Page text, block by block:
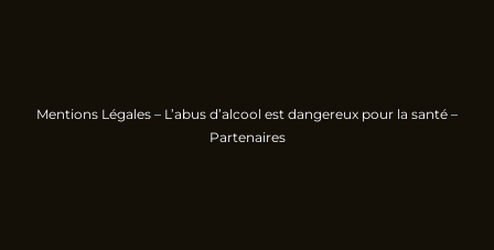
Mentions Légales – L’abus d’alcool est dangereux pour la santé –
Partenaires